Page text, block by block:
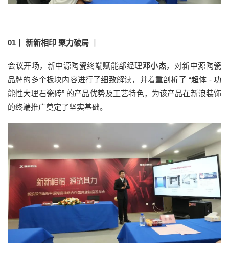
01 新新相印 聚力破局
会议开场，新中源陶瓷终端赋能部经理邓小杰，对新中源陶瓷
品牌的多个板块内容进行了细致解读，并着重剖析了 “超体 - 功
能性大理石瓷砖” 的产品优势及工艺特色，为该产品在新浪装饰
的终端推广奠定了坚实基础。